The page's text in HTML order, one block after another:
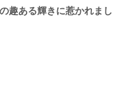
趣ある輝きに惹かれまし